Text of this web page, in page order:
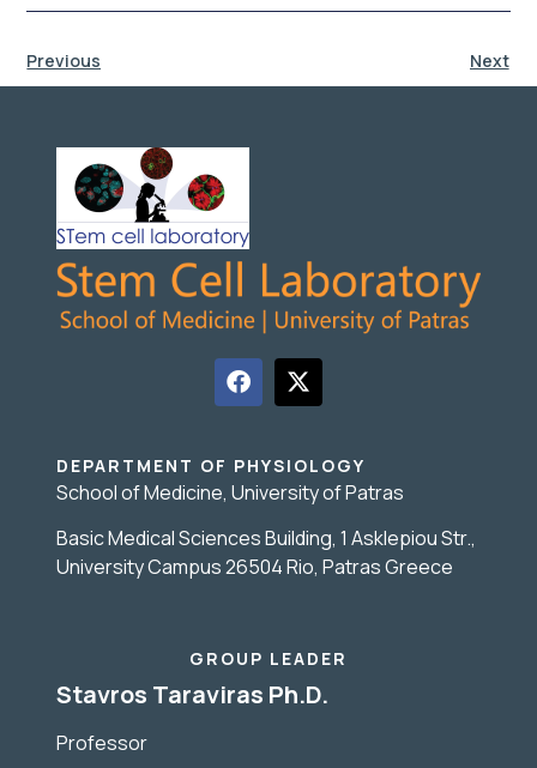
Previous Next
DEPARTMENT OF PHYSIOLOGY
School of Medicine, University of Patras
Basic Medical Sciences Building, 1 Asklepiou Str.,
University Campus 26504 Rio, Patras Greece
GROUP LEADER
Stavros Taraviras Ph.D.
Professor